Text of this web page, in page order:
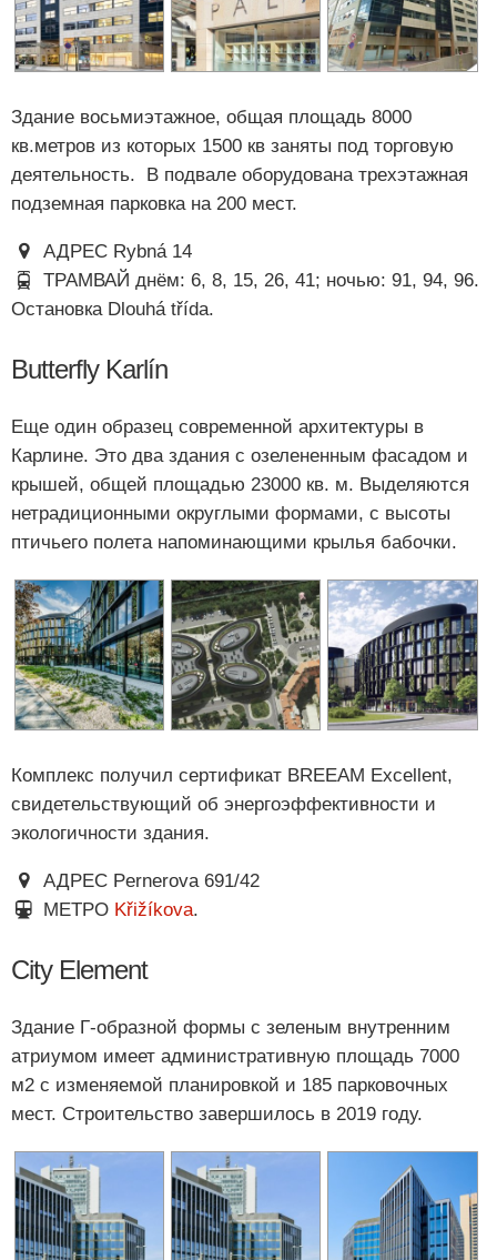
Здание восьмиэтажное, общая площадь 8000
кв.метров из которых 1500 кв заняты под торговую
деятельность. В подвале оборудована трехэтажная
подземная парковка на 200 мест.
АДРЕС Rybná 14
ТРАМВАЙ днём: 6, 8, 15, 26, 41; ночью: 91, 94, 96.
Остановка Dlouhá třída.
Butterfly Karlín
Еще один образец современной архитектуры в
Карлине. Это два здания с озелененным фасадом и
крышей, общей площадью 23000 кв. м. Выделяются
нетрадиционными округлыми формами, с высоты
птичьего полета напоминающими крылья бабочки.
Комплекс получил сертификат BREEAM Excellent,
свидетельствующий об энергоэффективности и
экологичности здания.
АДРЕС Pernerova 691/42
МЕТРО Křižíkova.
City Element
Здание Г-образной формы с зеленым внутренним
атриумом имеет административную площадь 7000
м2 с изменяемой планировкой и 185 парковочных
мест. Строительство завершилось в 2019 году.